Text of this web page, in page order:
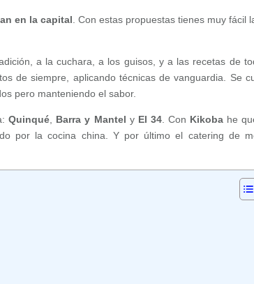
en la capital. Con estas propuestas tienes muy fácil
a la cuchara, a los guisos, y a las recetas de
de siempre, aplicando técnicas de vanguardia. Se
pero manteniendo el sabor.
Quinqué, Barra y Mantel y El 34. Con Kikobahe
por la cocina china. Y por último el catering de